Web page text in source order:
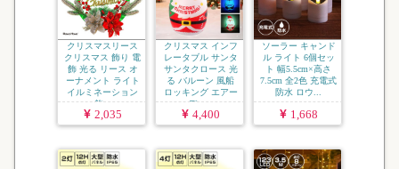
クリスマスリース
クリスマス 飾り 電
飾 光る リース オ
ーナメント ライト
イルミネーション
飾...
2,035
クリスマス インフ
レータブル サンタ
サンタクロース 光
る バルーン 風船
ロッキング エアー
ディ...
4,400
ソーラー キャンド
ル ライト 6個セッ
ト 幅5.5cm×高さ
7.5cm 全2色 充電式
防水 ロウ...
1,668